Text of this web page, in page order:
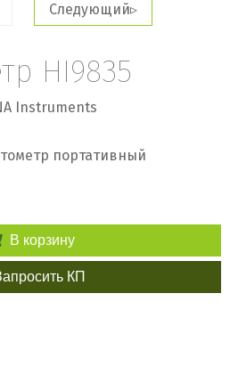
Следующий
HI9835
Instruments
портативный
В корзину
КП